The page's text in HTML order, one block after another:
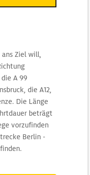
Ziel will,
A 99
die A12,
Die Länge
beträgt
vorzufinden
Berlin -